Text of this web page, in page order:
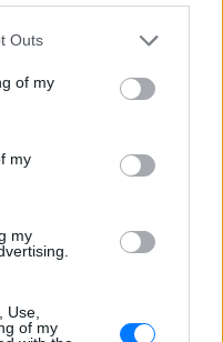
Outs
of my
my
my
Use,
of my
σε